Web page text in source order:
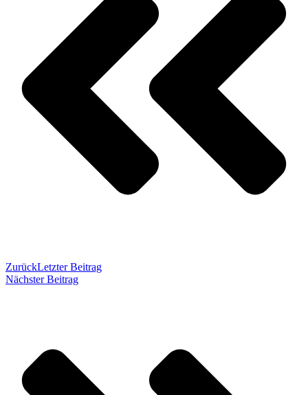
ZurückLetzter Beitrag
Nächster Beitrag